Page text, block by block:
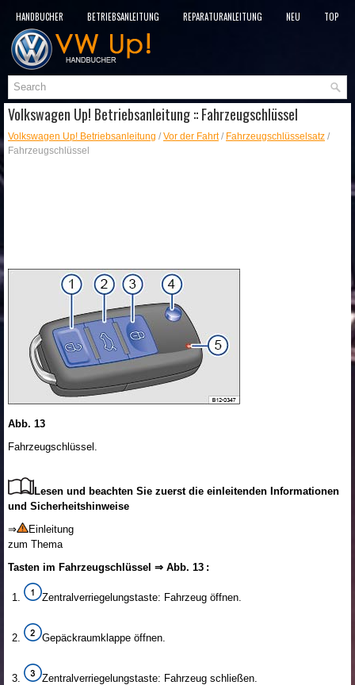
HANDBÜCHER BETRIEBSANLEITUNG REPARATURANLEITUNG NEU
TOP
SITEMAP
Volkswagen Up! Betriebsanleitung :: Fahrzeugschlüssel
Volkswagen Up! Betriebsanleitung / Vor der Fahrt/ Fahrzeugschlüsselsatz /
Fahrzeugschlüssel
Abb. 13
Fahrzeugschlüssel.
Lesen und beachten Sie zuerst die einleitenden Informationen
und Sicherheitshinweise
⇒
Einleitung
zum Thema
Tasten im Fahrzeugschlüssel ⇒ Abb. 13 :
Zentralverriegelungstaste: Fahrzeug öffnen.
Gepäckraumklappe öffnen.
Zentralverriegelungstaste: Fahrzeug schließen.